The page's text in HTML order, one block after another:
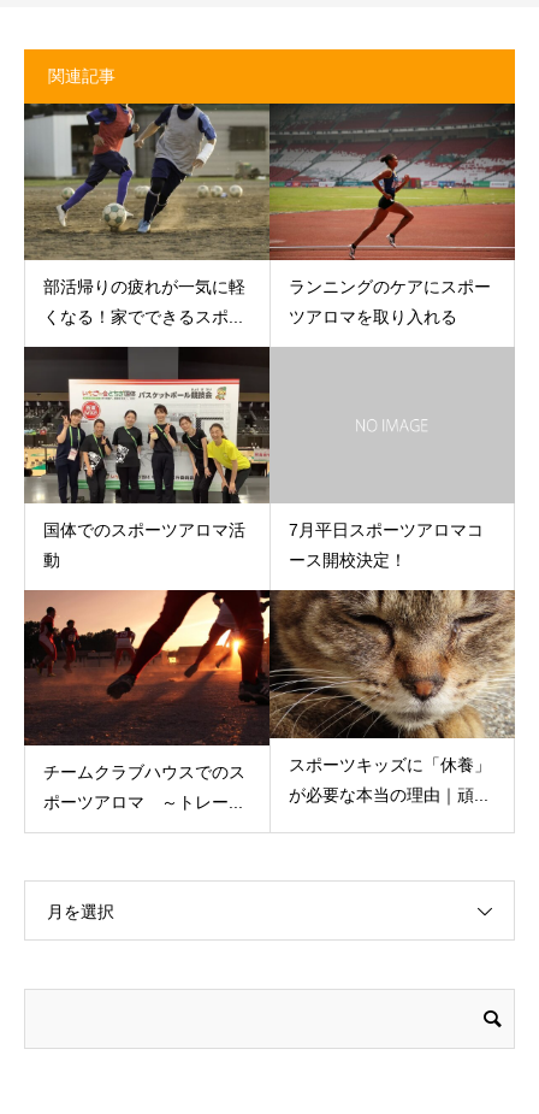
関連記事
部活帰りの疲れが一気に軽
くなる！家でできるスポ...
ランニングのケアにスポー
ツアロマを取り入れる
国体でのスポーツアロマ活
動
7月平日スポーツアロマコ
ース開校決定！
チームクラブハウスでのス
ポーツアロマ ～トレー...
スポーツキッズに「休養」
が必要な本当の理由｜頑...
月を選択